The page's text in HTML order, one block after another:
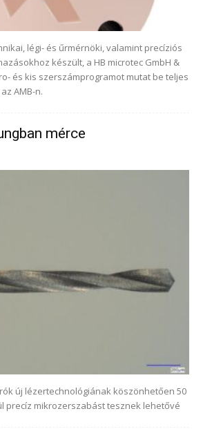
légi- és űrmérnöki, valamint precíziós
készült, a HB microtec GmbH &
és kis szerszámprogramot mutat be teljes
AMB-n.
mérce
új lézertechnológiának köszönhetően 50
precíz mikrozerszabást tesznek lehetővé